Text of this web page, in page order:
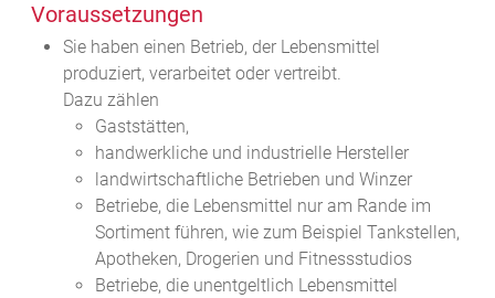
Voraussetzungen
Sie haben einen Betrieb, der Lebensmittel
produziert, verarbeitet oder vertreibt.
Dazu zählen
Gaststätten,
handwerkliche und industrielle Hersteller
landwirtschaftliche Betrieben und Winzer
Betriebe, die Lebensmittel nur am Rande im
Sortiment führen, wie zum Beispiel Tankstellen,
Apotheken, Drogerien und Fitnessstudios
Betriebe, die unentgeltlich Lebensmittel